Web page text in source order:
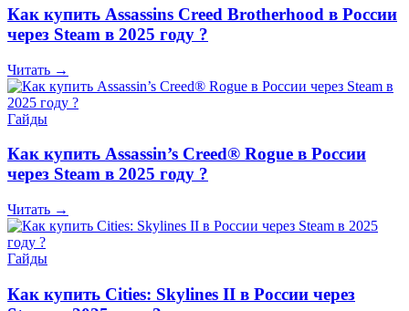
Как купить Assassins Creed Brotherhood в России
через Steam в 2025 году ?
Читать →
Гайды
Как купить Assassin’s Creed® Rogue в России
через Steam в 2025 году ?
Читать →
Гайды
Как купить Cities: Skylines II в России через